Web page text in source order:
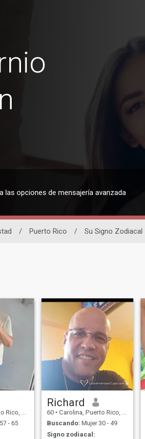
las opciones de mensajería avanzada
/ Puerto Rico / Su Signo Zodiacal
Rico
- 65
Richard
60 • Carolina, Puerto Rico, Puerto Rico
Buscando: Mujer 30 - 49
Signo zodiacal: